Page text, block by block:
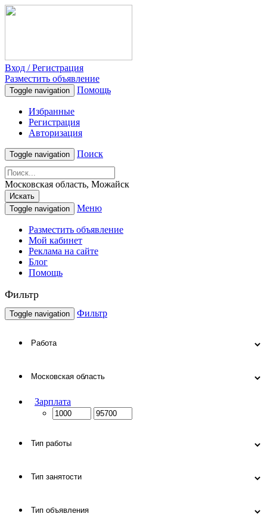
Вход / Регистрация
Разместить объявление
Toggle navigation Помощь
Избранные
Регистрация
Авторизация
Toggle navigation Поиск
Московская область, Можайск
Искать
Toggle navigation
Меню
Разместить объявление
Мой кабинет
Реклама на сайте
Блог
Помощь
Фильтр
Toggle navigation Фильтр
Зарплата